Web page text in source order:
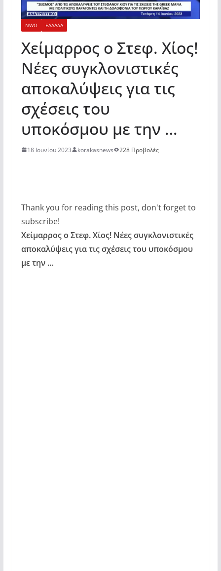
NWO ΕΛΛΑΔΑ
Χείμαρρος ο Στεφ. Χίος!
Νέες συγκλονιστικές
αποκαλύψεις για τις
σχέσεις του
υποκόσμου με την …
18 Ιουνίου 2023 korakasnews 228 Προβολές
Thank you for reading this post, don't forget to
subscribe!
Χείμαρρος ο Στεφ. Χίος! Νέες συγκλονιστικές
αποκαλύψεις για τις σχέσεις του υποκόσμου
με την …